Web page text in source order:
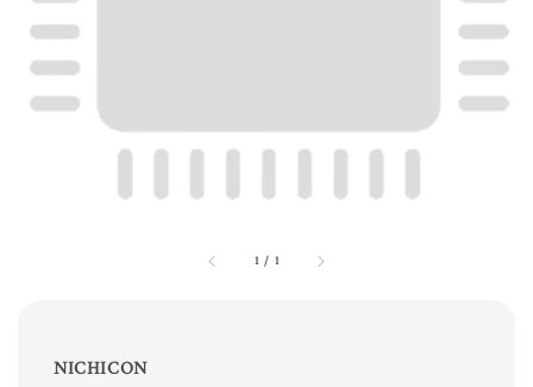
1 / 1
NICHICON